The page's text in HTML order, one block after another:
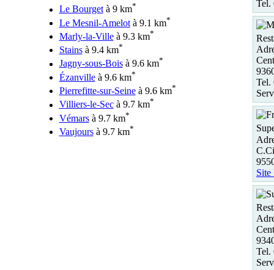
Le Bourgetà 9 km*
Le Mesnil-Amelotà 9.1 km*
Marly-la-Villeà 9.3 km*
Stainsà 9.4 km*
Jagny-sous-Boisà 9.6 km*
Ézanvilleà 9.6 km*
Pierrefitte-sur-Seineà 9.6 km*
Villiers-le-Secà 9.7 km*
Vémarsà 9.7 km*
Vaujoursà 9.7 km*
Tel.
Tel.
Site
Tel.